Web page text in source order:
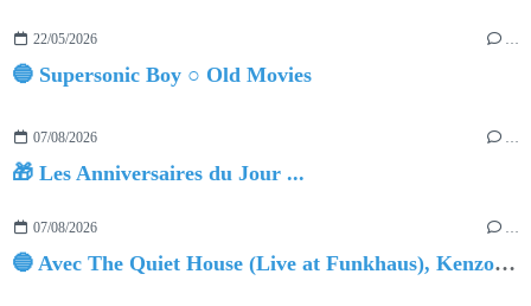
22/05/2026 …
🔵 Supersonic Boy ○ Old Movies
07/08/2026
🎁 Les Anniversaires du Jour ...
07/08/2026 …
🔵 Avec The Quiet House (Live at Funkhaus), Kenzo Zurzolo livre une performance aussi intense qu'envoûtante.